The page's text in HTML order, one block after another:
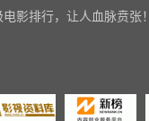
影排行，让人血脉贲张！